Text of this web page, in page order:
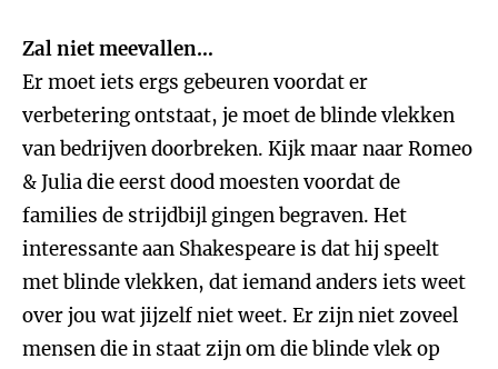
Zal niet meevallen…
Er moet iets ergs gebeuren voordat er
verbetering ontstaat, je moet de blinde vlekken
van bedrijven doorbreken. Kijk maar naar Romeo
& Julia die eerst dood moesten voordat de
families de strijdbijl gingen begraven. Het
interessante aan Shakespeare is dat hij speelt
met blinde vlekken, dat iemand anders iets weet
over jou wat jijzelf niet weet. Er zijn niet zoveel
mensen die in staat zijn om die blinde vlek op